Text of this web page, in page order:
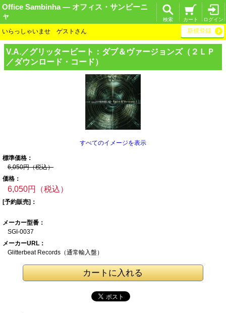
Office Sambinha ― オフィス・サンビーニ
ャ
ログイン
カート
検索
いらっしゃいませ ゲストさん 新規登録
V.A.／グリッタービート：ダブ＆ヴァージョンズ（２ ＬＰ
／ダウンロー ド・コード）
すべてのイメージを表示
標準価格：
6,050円（税込）
価格：
6,050円（税込）
[予約販売]：
メーカー型番：
SGI-0037
メーカーURL：
Glitterbeat Records（通常輸入盤）